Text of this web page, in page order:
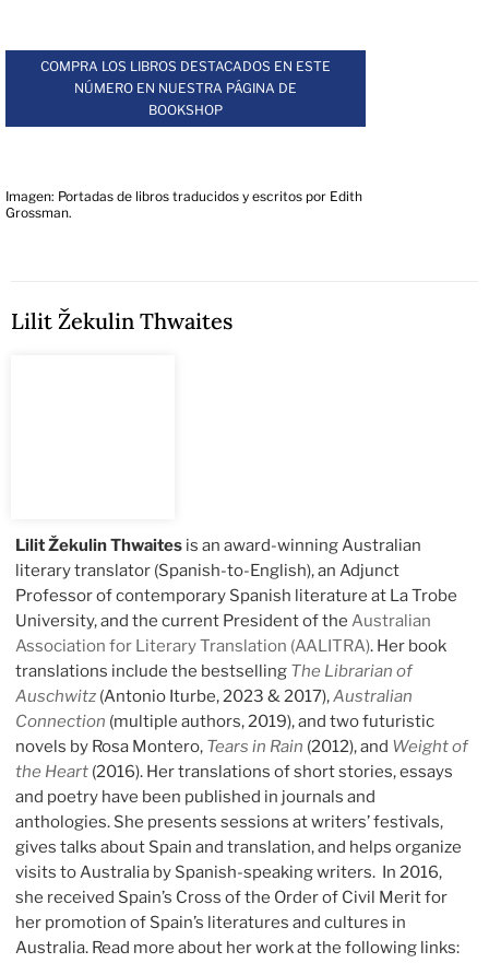
COMPRA LOS LIBROS DESTACADOS EN ESTE
NÚMERO EN NUESTRA PÁGINA DE
BOOKSHOP
Imagen: Portadas de libros traducidos y escritos por Edith
Grossman.
Lilit Žekulin Thwaites
Lilit Žekulin Thwaites is an award-winning Australian
literary translator (Spanish-to-English), an Adjunct
Professor of contemporary Spanish literature at La Trobe
University, and the current President of theAustralian
Association for Literary Translation (AALITRA). Her book
translations include the bestselling The Librarian of
Auschwitz (Antonio Iturbe, 2023 & 2017),Australian
Connection (multiple authors, 2019), and two futuristic
novels by Rosa Montero, Tears in Rain (2012), and Weight of
the Heart (2016). Her translations of short stories, essays
and poetry have been published in journals and
anthologies. She presents sessions at writers’ festivals,
gives talks about Spain and translation, and helps organize
visits to Australia by Spanish-speaking writers. In 2016,
she received Spain’s Cross of the Order of Civil Merit for
her promotion of Spain’s literatures and cultures in
Australia. Read more about her work at the following links: